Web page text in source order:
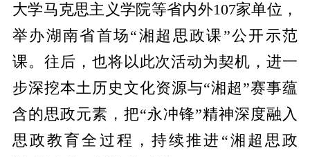
大学马克思主义学院等省内外107家单位，
举办湖南省首场“湘超思政课”公开示范
课。往后，也将以此次活动为契机，进一
步深挖本土历史文化资源与“湘超”赛事蕴
含的思政元素，把“永冲锋”精神深度融入
思政教育全过程，持续推进“湘超思政